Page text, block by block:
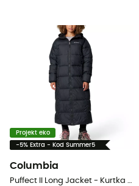
Projekt eko
-5% Extra - Kod Summer5
Columbia
Puffect II Long Jacket - Kurtka damski